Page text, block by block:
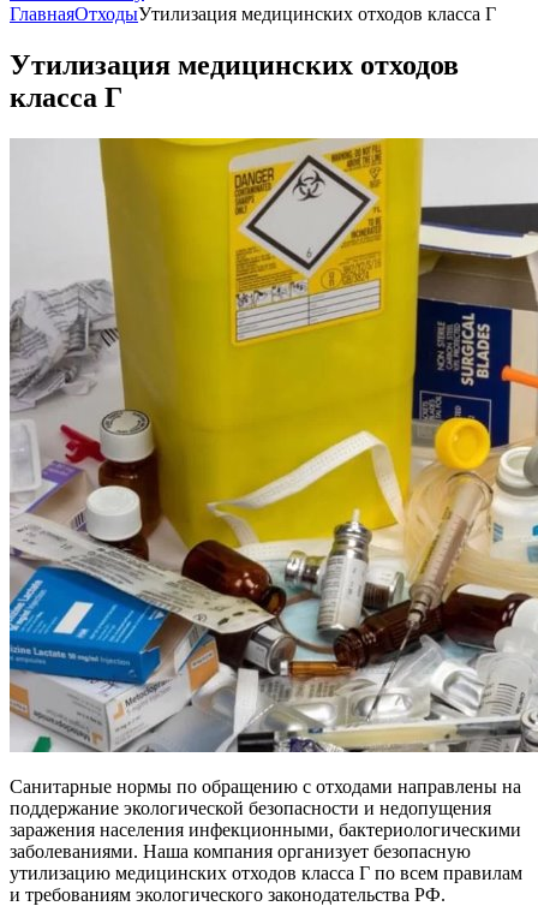
ГлавнаяОтходыУтилизация медицинских отходов класса Г
Утилизация медицинских отходов
класса Г
Санитарные нормы по обращению с отходами направлены на
поддержание экологической безопасности и недопущения
заражения населения инфекционными, бактериологическими
заболеваниями. Наша компания организует безопасную
утилизацию медицинских отходов класса Г по всем правилам
и требованиям экологического законодательства РФ.